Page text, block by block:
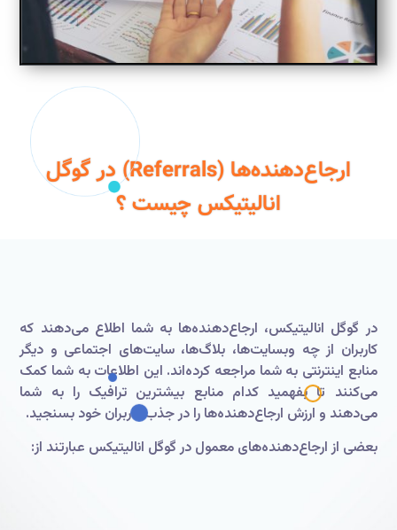
ارجاع‌دهنده‌ها (Referrals) در گوگل
انالیتیکس چیست ؟
در گوگل انالیتیکس، ارجاع‌دهنده‌ها به شما اطلاع می‌دهند که
کاربران از چه وبسایت‌ها، بلاگ‌ها، سایت‌های اجتماعی و دیگر
منابع اینترنتی به شما مراجعه کرده‌اند. این اطلاعات به شما کمک
می‌کنند تا بفهمید کدام منابع بیشترین ترافیک را به شما
می‌دهند و ارزش ارجاع‌دهنده‌ها را در جذب کاربران خود بسنجید.
بعضی از ارجاع‌دهنده‌های معمول در گوگل انالیتیکس عبارتند از: